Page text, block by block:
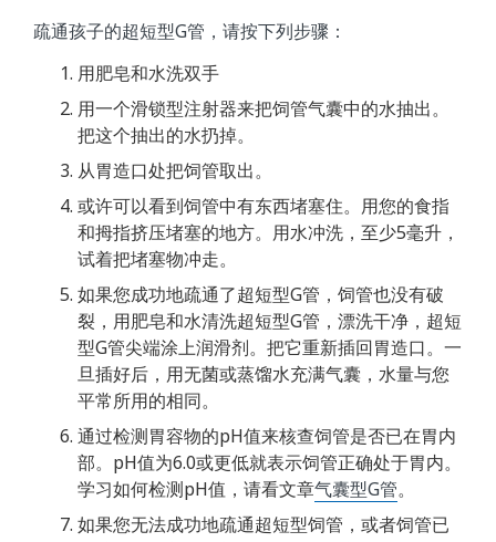
疏通孩子的超短型G管，请按下列步骤：
用肥皂和水洗双手
用一个滑锁型注射器来把饲管气囊中的水抽出。
把这个抽出的水扔掉。
从胃造口处把饲管取出。
或许可以看到饲管中有东西堵塞住。用您的食指
和拇指挤压堵塞的地方。用水冲洗，至少5毫升，
试着把堵塞物冲走。
如果您成功地疏通了超短型G管，饲管也没有破
裂，用肥皂和水清洗超短型G管，漂洗干净，超短
型G管尖端涂上润滑剂。把它重新插回胃造口。一
旦插好后，用无菌或蒸馏水充满气囊，水量与您
平常所用的相同。
通过检测胃容物的pH值来核查饲管是否已在胃内
部。pH值为6.0或更低就表示饲管正确处于胃内。
学习如何检测pH值，请看文章气囊型G管。
如果您无法成功地疏通超短型饲管，或者饲管已